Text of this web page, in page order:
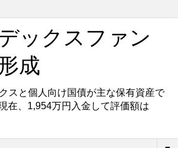
ックスファン
成
スと個人向け国債が主な保有資産で
在、1,954万円入金して評価額は